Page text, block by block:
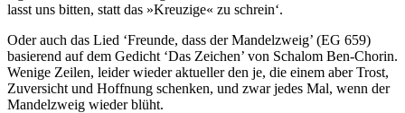
lasst uns bitten, statt das »Kreuzige« zu schrein‘.
Oder auch das Lied ‘Freunde, dass der Mandelzweig’ (EG 659)
basierend auf dem Gedicht ‘Das Zeichen’ von Schalom Ben-Chorin.
Wenige Zeilen, leider wieder aktueller den je, die einem aber Trost,
Zuversicht und Hoffnung schenken, und zwar jedes Mal, wenn der
Mandelzweig wieder blüht.